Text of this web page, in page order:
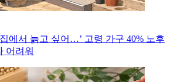
에서 늙고 싶어…’ 고령 가구 40% 노후
어려워